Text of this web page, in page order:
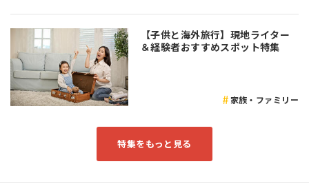
【子供と海外旅行】現地ライター
＆経験者おすすめスポット特集
家族・ファミリー
特集をもっと見る